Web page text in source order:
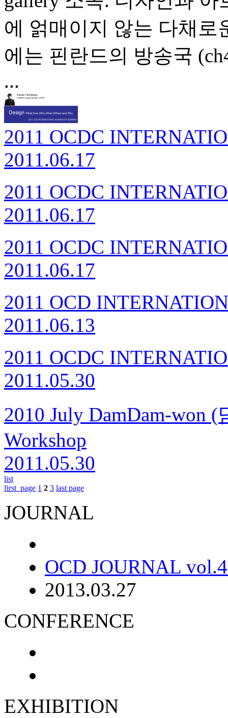
에 얽매이지 않는 다채로
에는 핀란드의 방송국
...
2011 OCDC
2011.06.17
2011 OCDC
2011.06.17
2011 OCDC
2011.06.17
2011 OCD
2011.06.13
2011 OCDC
2011.05.30
2010 July DamDam-won (
Workshop
2011.05.30
list
first_page 1 2 3 last page
JOURNAL
OCD JOURNAL
2013.03.27
CONFERENCE
EXHIBITION